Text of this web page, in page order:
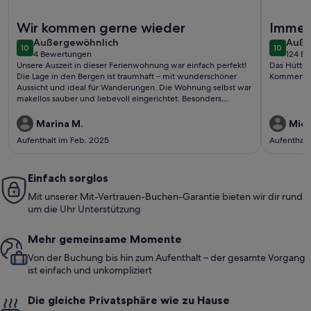
Wir kommen gerne wieder
1010 von 10
Außergewöhnlich
außergewöhnlich
4 Bewertungen
(4
bewertungen)
Unsere Auszeit in dieser Ferienwohnung war einfach perfekt!
Die Lage in den Bergen ist traumhaft – mit wunderschöner
Aussicht und ideal für Wanderungen. Die Wohnung selbst war
makellos sauber und liebevoll eingerichtet. Besonders
Betreuung vor Ort. Wir haben uns rundum wohlgefühlt und
kommen sehr gerne wieder!
Marina M.
Aufenthalt im Feb. 2025
1010 von
124
(124
Das Hüttli
Kommen
Aufenthalt
Einfach sorglos
Mit unserer Mit-Vertrauen-Buchen-Garantie bieten wir dir rund
um die Uhr Unterstützung
Mehr gemeinsame Momente
Von der Buchung bis hin zum Aufenthalt – der gesamte Vorgang
ist einfach und unkompliziert
Die gleiche Privatsphäre wie zu Hause